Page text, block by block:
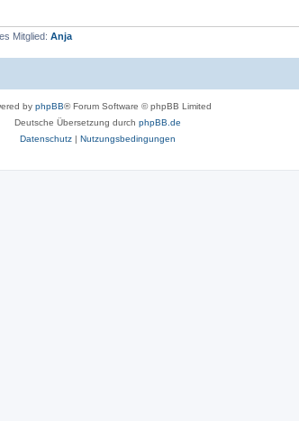
Mitglied: Anja
by phpBB® Forum Software © phpBB Limited
Deutsche Übersetzung durch phpBB.de
Datenschutz| Nutzungsbedingungen